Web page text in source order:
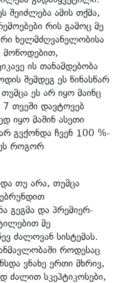
ამის თქმა,
რის გამოც მე
ხელმძღვანელობისა
მოწოდებით,
ის თანამდებობა
შემდეგ ეს წინასწარ
ეს არ იყო მაინც
7 თვეში დავტოვებ
იყო მაშინ ასეთი
გვქონდა ჩვენ 100 %-
როგორ
თუ არა, თუმცა
გეგმა და პრემიერ-
მე
ძალოვან სისტემას.
როდესაც
ვნახე ერთი მხრივ,
ძალით სკეპტიკოსები,